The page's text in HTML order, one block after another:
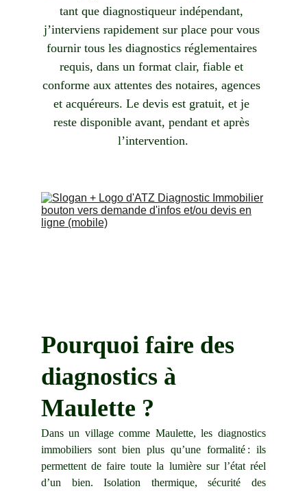
tant que diagnostiqueur indépendant,
j’interviens rapidement sur place pour vous
fournir tous les diagnostics réglementaires
requis, dans un format clair, fiable et
conforme aux attentes des notaires, agences
et acquéreurs. Le devis est gratuit, et je
reste disponible avant, pendant et après
l’intervention.
Pourquoi faire des
diagnostics à
Maulette ?
Dans un village comme Maulette, les diagnostics
immobiliers sont bien plus qu’une formalité : ils
permettent de faire toute la lumière sur l’état réel
d’un bien. Isolation thermique, sécurité des